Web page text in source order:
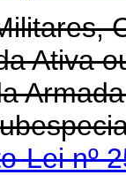
Ativa
Lei nº